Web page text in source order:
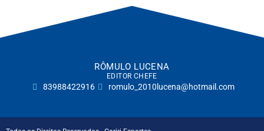
RÔMULO LUCENA
EDITOR CHEFE
83988422916 romulo_2010lucena@hotmail.com